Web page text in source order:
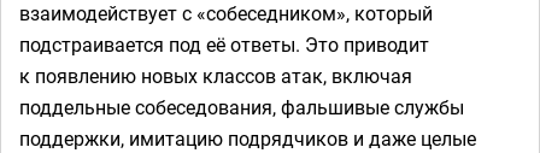
взаимодействует с «собеседником», который
подстраивается под её ответы. Это приводит
к появлению новых классов атак, включая
поддельные собеседования, фальшивые службы
поддержки, имитацию подрядчиков и даже целые